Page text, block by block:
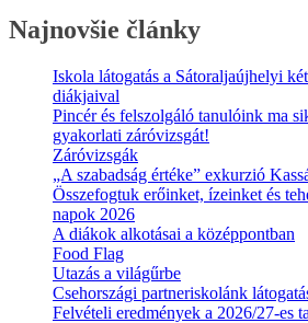
Najnovšie články
Iskola látogatás a Sátoraljaújhelyi
diákjaival
Pincér és felszolgáló tanulóink ma
gyakorlati záróvizsgát!
Záróvizsgák
„A szabadság értéke” exkurzió
Összefogtuk erőinket, ízeinket és
napok 2026
A diákok alkotásai a középpontban
Food Flag
Utazás a világűrbe
Csehországi partneriskolánk
Felvételi eredmények a 2026/27-es